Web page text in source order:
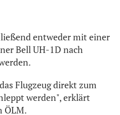
entweder mit einer
Bell UH-1D nach
Flugzeug direkt zum
werden", erklärt
ÖLM.